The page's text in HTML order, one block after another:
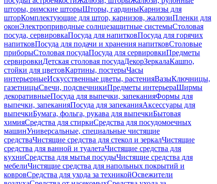
шторы, римские шторыШторы, гардиныКарнизы для
шторКомплектующие для штор, карнизов, жалюзиПленки для
оконЭлектроприводные солнцезащитные системыСтоловая
посуда, сервировкаПосуда для напитковПосуда для горячих
напитковПосуда для подачи и хранения напитковСтоловые
приборыСтоловая посудаПосуда для сервировкиПредметы
сервировкиДетская столовая посудаДекорЗеркалаКашпо,
стойки для цветовКартины, постерыЧасы
интерьерныеИскусственные цветы, растенияВазыКлючницы,
газетницыСвечи, подсвечникиПредметы интерьераШирмы
декоративныеПосуда для выпечки, запеканияФормы для
выпечки, запеканияПосуда для запеканияАксессуары для
выпечкиБумага, фольга, рукава для выпечкиБытовая
химияСредства для стиркиСредства для посудомоечных
машинУниверсальные, специальные чистящие
средстваЧистящие средства для стекол и зеркалЧистящие
средства для ванной и туалетаЧистящие средства для
кухниСредства для мытья посудыЧистящие средства для
мебелиЧистящие средства для напольных покрытий и
ковровСредства для ухода за техникойОсвежители